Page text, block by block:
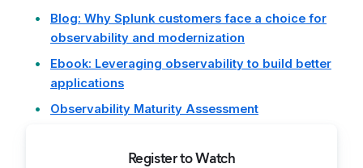
Blog: Why Splunk customers face a choice for
observability and modernization
Ebook: Leveraging observability to build better
applications
Observability Maturity Assessment
Register to Watch